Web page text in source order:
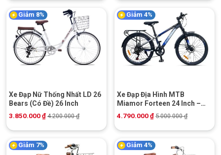
Giảm 8%
Xe Đạp Nữ Thống Nhất LD 26
Bears (Có Đề) 26 Inch
3.850.000₫ 4.200.000₫
Giảm 4%
Xe Đạp Địa Hình MTB
Miamor Forteen 24 Inch –
Shimano
4.790.000₫ 5.000.000₫
Giảm 7% Giảm 4%